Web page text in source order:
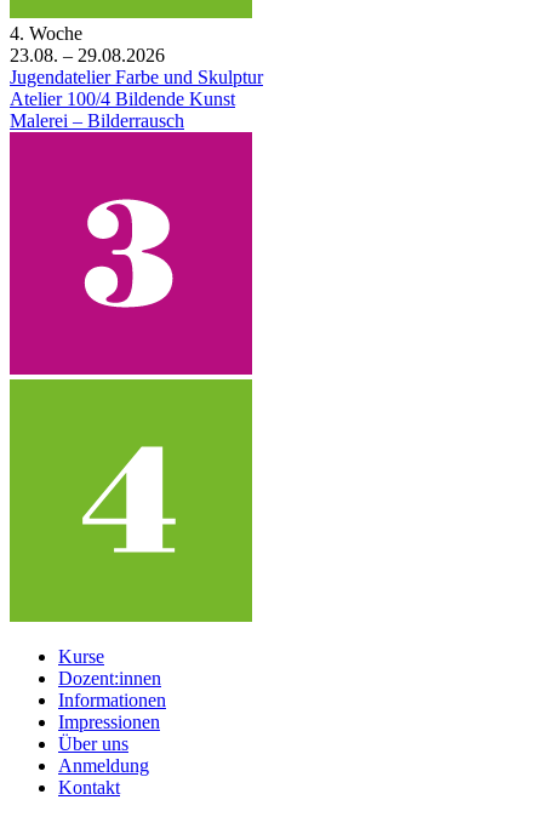
4. Woche
23.08. – 29.08.2026
Jugendatelier Farbe und Skulptur
Atelier 100/4 Bildende Kunst
Malerei – Bilderrausch
Kurse
Dozent:innen
Informationen
Impressionen
Über uns
Anmeldung
Kontakt